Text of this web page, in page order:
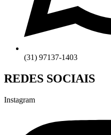
(31) 97137-1403
REDES SOCIAIS
Instagram